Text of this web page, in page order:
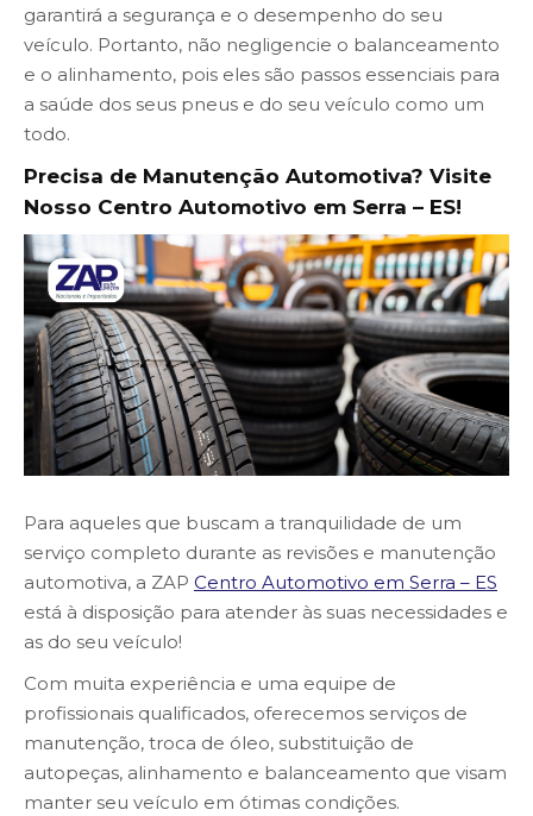
garantirá a segurança e o desempenho do seu
veículo. Portanto, não negligencie o balanceamento
e o alinhamento, pois eles são passos essenciais para
a saúde dos seus pneus e do seu veículo como um
todo.
Precisa de Manutenção Automotiva? Visite
Nosso Centro Automotivo em Serra – ES!
Para aqueles que buscam a tranquilidade de um
serviço completo durante as revisões e manutenção
automotiva, a ZAP Centro Automotivo em Serra – ES
está à disposição para atender às suas necessidades e
as do seu veículo!
Com muita experiência e uma equipe de
profissionais qualificados, oferecemos serviços de
manutenção, troca de óleo, substituição de
autopeças, alinhamento e balanceamento que visam
manter seu veículo em ótimas condições.